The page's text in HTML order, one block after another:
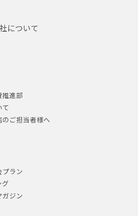
について
推進部
て
のご担当者様へ
プラン
ガジン